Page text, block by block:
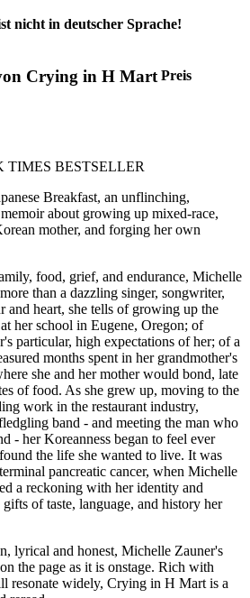
nicht in deutscher Sprache!
Crying in H Mart Preis
TIMES BESTSELLER
Breakfast, an unflinching,
about growing up mixed-race,
mother, and forging her own
food, grief, and endurance, Michelle
than a dazzling singer, songwriter,
and heart, she tells of growing up the
her school in Eugene, Oregon; of
particular, high expectations of her; of a
months spent in her grandmother's
she and her mother would bond, late
of food. As she grew up, moving to the
work in the restaurant industry,
band - and meeting the man who
- her Koreanness began to feel ever
the life she wanted to live. It was
pancreatic cancer, when Michelle
a reckoning with her identity and
of taste, language, and history her
lyrical and honest, Michelle Zauner's
the page as it is onstage. Rich with
resonate widely, Crying in H Mart is a